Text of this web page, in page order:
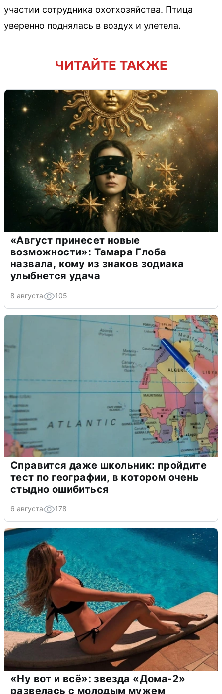
участии сотрудника охотхозяйства. Птица
уверенно поднялась в воздух и улетела.
ЧИТАЙТЕ ТАКЖЕ
«Август принесет новые
возможности»: Тамара Глоба
назвала, кому из знаков зодиака
улыбнется удача
8 августа 105
Справится даже школьник: пройдите
тест по географии, в котором очень
стыдно ошибиться
6 августа 178
«Ну вот и всё»: звезда «Дома-2»
развелась с молодым мужем